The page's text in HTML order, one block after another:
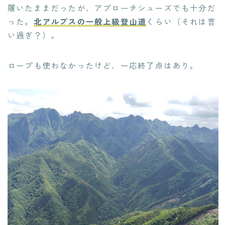
履いたままだったが、アプローチシューズでも十分だ
った。 北アルプスの一般上級登山道 くらい（それは言
い過ぎ？）。
ロープも使わなかったけど、一応終了点はあり。